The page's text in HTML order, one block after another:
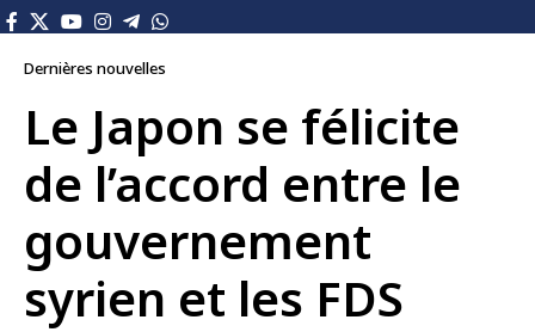
Dernières nouvelles
Le Japon se félicite
de l’accord entre le
gouvernement
syrien et les FDS